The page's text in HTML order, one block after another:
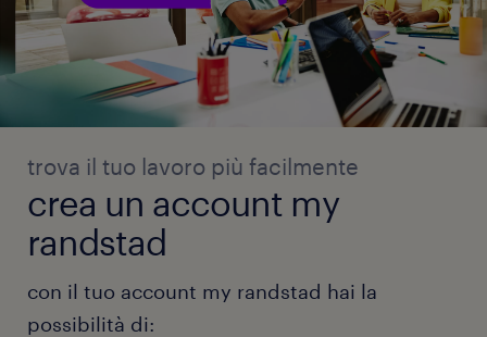
trova il tuo lavoro più facilmente
crea un account my
randstad
con il tuo account my randstad hai la
possibilità di: